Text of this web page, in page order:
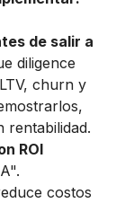
de salir a
diligence
churn y
rentabilidad.
ROI
costos